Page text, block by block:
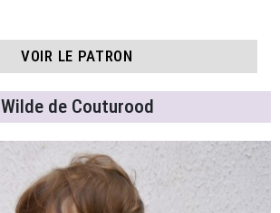
VOIR LE PATRON
Wilde de Couturood